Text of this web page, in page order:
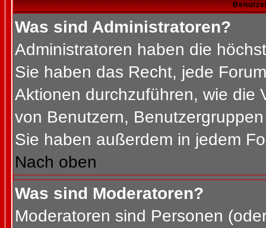
Was sind Administratoren?
Administratoren haben die
Sie haben das Recht, jede
Aktionen durchzuführen, wie die
von Benutzern,
Sie haben außerdem in jedem
Nach oben
Was sind Moderatoren?
Moderatoren sind Personen